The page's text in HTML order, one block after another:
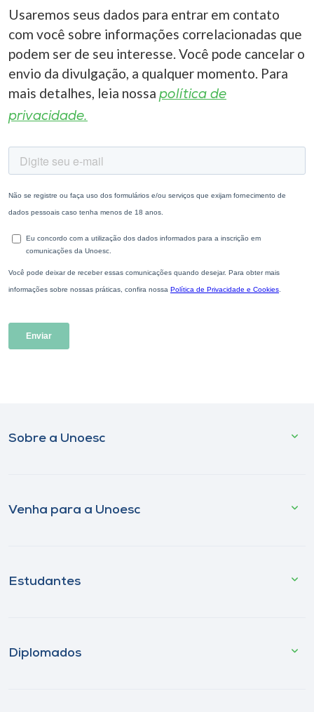
Usaremos seus dados para entrar em contato
com você sobre informações correlacionadas que
podem ser de seu interesse. Você pode cancelar o
envio da divulgação, a qualquer momento. Para
mais detalhes, leia nossa política de
privacidade.
Sobre a Unoesc
Venha para a Unoesc
Estudantes
Diplomados